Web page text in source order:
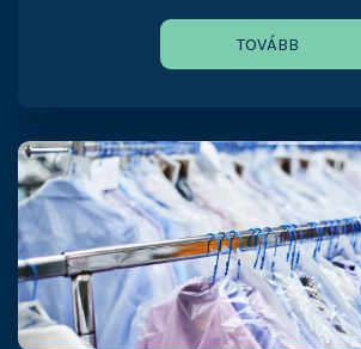
TOVÁBB